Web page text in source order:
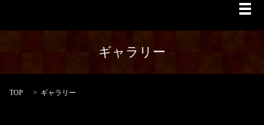
メ
ギャラリー
TOP ギャラリー